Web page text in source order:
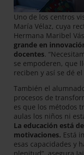
Uno de los centros
María Vélaz, cuya
Hermana Maribel
grande en
docentes.
se empoderen, que
reciben y así se dé
También el
procesos de
es que los métodos
aulas los niños ni
La educación está
motivaciones. Está
esas capacidades y
plenitud”, asegura